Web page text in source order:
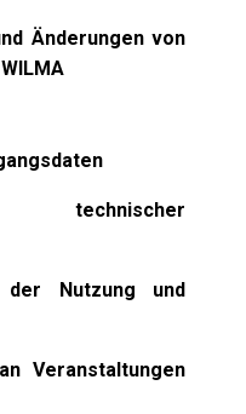
Änderungen von
Nutzung und
Veranstaltungen